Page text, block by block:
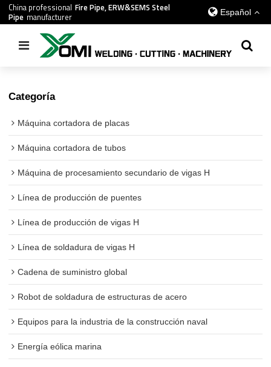
China professional Fire Pipe, ERW&SEMS Steel
Pipe manufacturer Español
todos / Máquina enderezadora de vigas en I
Categoría
Máquina cortadora de placas
Máquina cortadora de tubos
Máquina de procesamiento secundario de vigas H
Línea de producción de puentes
Línea de producción de vigas H
Línea de soldadura de vigas H
Cadena de suministro global
Robot de soldadura de estructuras de acero
Equipos para la industria de la construcción naval
Energía eólica marina